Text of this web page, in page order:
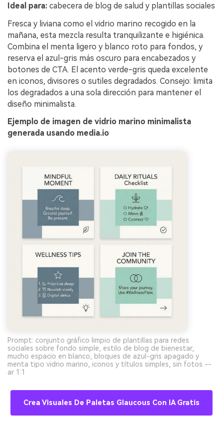
Ideal para: cabecera de blog de salud y plantillas sociales
Fresca y liviana como el vidrio marino recogido en la
mañana, esta mezcla resulta tranquilizante e higiénica.
Combina el menta ligero y blanco roto para fondos, y
reserva el azul-gris más oscuro para encabezados y
botones de CTA. El acento verde-gris queda excelente
en iconos, divisores o sutiles degradados. Consejo: limita
los degradados a una sola dirección para mantener el
diseño minimalista.
Ejemplo de imagen de vidrio marino minimalista
generada usando media.io
Prompt: conjunto gráfico limpio de plantillas para redes
sociales sobre fondo simple, estilo de blog de bienestar,
mucho espacio en blanco, bloques de azul-gris apagado y
menta tipo vidrio marino, iconos y títulos simples, sin fotos --
ar 1:1
Crea Visuales De Paletas Glaucous Con IA Gratis